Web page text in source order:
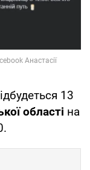
13
області на